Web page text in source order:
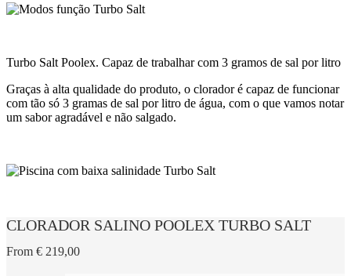
Turbo Salt Poolex. Capaz de trabalhar com 3 gramos de sal por litro
Graças à alta qualidade do produto, o clorador é capaz de funcionar
com tão só 3 gramas de sal por litro de água, com o que vamos notar
um sabor agradável e não salgado.
CLORADOR SALINO POOLEX TURBO SALT
From € 219,00